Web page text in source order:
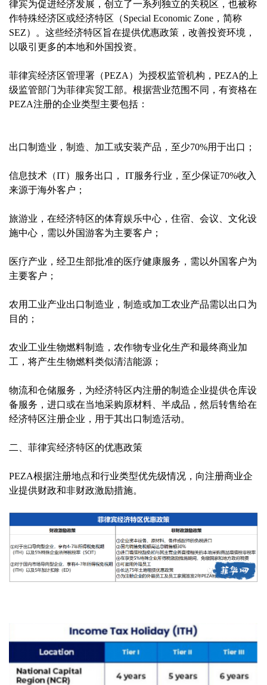
律宾为促进经济发展，创立了一系列独立的关税区，也被称
作特殊经济区或经济特区（Special Economic Zone，简称
SEZ）。这些经济特区旨在提供优惠政策，改善投资环境，
以吸引更多的本地和外国投资。
菲律宾经济区管理署（PEZA）为授权监管机构，PEZA的上
级监管部门为菲律宾贸工部。根据营业范围不同，有资格在
PEZA注册的企业类型主要包括：
出口制造业，制造、加工或安装产品，至少70%用于出口；
信息技术（IT）服务出口， IT服务行业，至少保证70%收入
来源于海外客户；
旅游业，在经济特区的体育娱乐中心，住宿、会议、文化设
施中心，需以外国游客为主要客户；
医疗产业，经卫生部批准的医疗健康服务，需以外国客户为
主要客户；
农用工业产业出口制造业，制造或加工农业产品需以出口为
目的；
农业工业生物燃料制造，农作物专业化生产和最终商业加
工，将产生生物燃料类似清洁能源；
物流和仓储服务，为经济特区内注册的制造企业提供仓库设
备服务，进口或在当地采购原材料、半成品，然后转售给在
经济特区注册企业，用于其出口制造活动。
二、菲律宾经济特区的优惠政策
PEZA根据注册地点和行业类型优先级情况，向注册商业企
业提供财政和非财政激励措施。